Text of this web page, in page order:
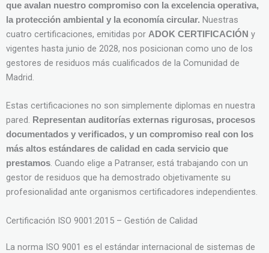
que avalan nuestro compromiso con la excelencia operativa,
la protección ambiental y la economía circular. Nuestras
cuatro certificaciones, emitidas por ADOK CERTIFICACIÓN y
vigentes hasta junio de 2028, nos posicionan como uno de los
gestores de residuos más cualificados de la Comunidad de
Madrid.
Estas certificaciones no son simplemente diplomas en nuestra
pared. Representan auditorías externas rigurosas, procesos
documentados y verificados, y un compromiso real con los
más altos estándares de calidad en cada servicio que
prestamos. Cuando elige a Patranser, está trabajando con un
gestor de residuos que ha demostrado objetivamente su
profesionalidad ante organismos certificadores independientes.
Certificación ISO 9001:2015 – Gestión de Calidad
La norma ISO 9001 es el estándar internacional de sistemas de